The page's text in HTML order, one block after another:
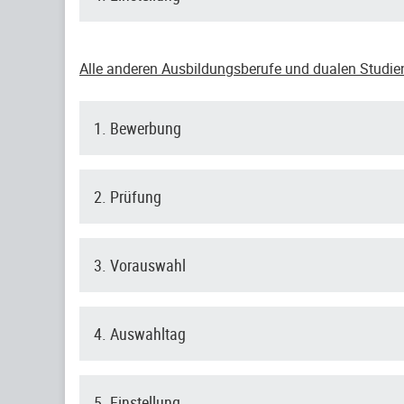
Alle anderen Ausbildungsberufe und dualen
1. Bewerbung
2. Prüfung
3. Vorauswahl
4. Auswahltag